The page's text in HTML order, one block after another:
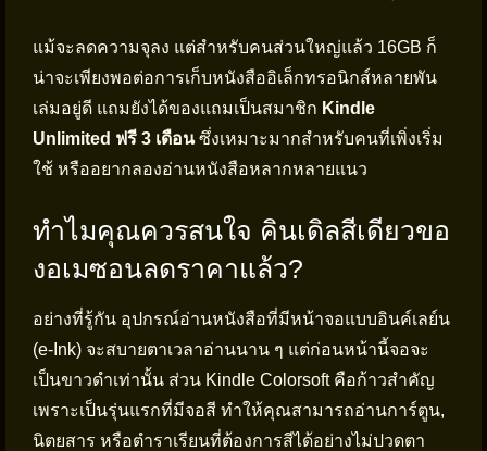
แม้จะลดความจุลง แต่สำหรับคนส่วนใหญ่แล้ว 16GB ก็
น่าจะเพียงพอต่อการเก็บหนังสืออิเล็กทรอนิกส์หลายพัน
เล่มอยู่ดี แถมยังได้ของแถมเป็นสมาชิก Kindle
Unlimited ฟรี 3 เดือนซึ่งเหมาะมากสำหรับคนที่เพิ่งเริ่ม
ใช้ หรืออยากลองอ่านหนังสือหลากหลายแนว
ทำไมคุณควรสนใจ คินเดิลสีเดียวขอ
งอเมซอนลดราคาแล้ว?
อย่างที่รู้กัน อุปกรณ์อ่านหนังสือที่มีหน้าจอแบบอินค์เลย์น
(e-Ink) จะสบายตาเวลาอ่านนาน ๆ แต่ก่อนหน้านี้จอจะ
เป็นขาวดำเท่านั้น ส่วน Kindle Colorsoft คือก้าวสำคัญ
เพราะเป็นรุ่นแรกที่มีจอสี ทำให้คุณสามารถอ่านการ์ตูน,
นิตยสาร หรือตำราเรียนที่ต้องการสีได้อย่างไม่ปวดตา